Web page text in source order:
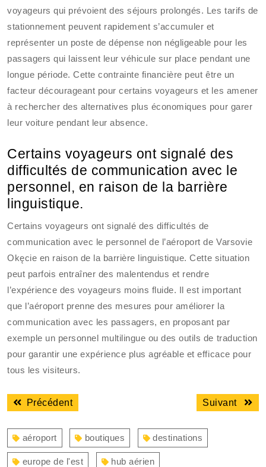
voyageurs qui prévoient des séjours prolongés. Les tarifs de
stationnement peuvent rapidement s’accumuler et
représenter un poste de dépense non négligeable pour les
passagers qui laissent leur véhicule sur place pendant une
longue période. Cette contrainte financière peut être un
facteur décourageant pour certains voyageurs et les amener
à rechercher des alternatives plus économiques pour garer
leur voiture pendant leur absence.
Certains voyageurs ont signalé des
difficultés de communication avec le
personnel, en raison de la barrière
linguistique.
Certains voyageurs ont signalé des difficultés de
communication avec le personnel de l’aéroport de Varsovie
Okęcie en raison de la barrière linguistique. Cette situation
peut parfois entraîner des malentendus et rendre
l’expérience des voyageurs moins fluide. Il est important
que l’aéroport prenne des mesures pour améliorer la
communication avec les passagers, en proposant par
exemple un personnel multilingue ou des outils de traduction
pour garantir une expérience plus agréable et efficace pour
tous les visiteurs.
Navigation
de
l’article
PrécédentArticle
:
Suivant
aéroport boutiques destinations
europe de l'est hub aérien